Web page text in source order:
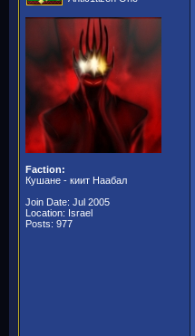
Faction:
Кушане - киит Наабал
Join Date: Jul 2005
Location: Israel
Posts: 977